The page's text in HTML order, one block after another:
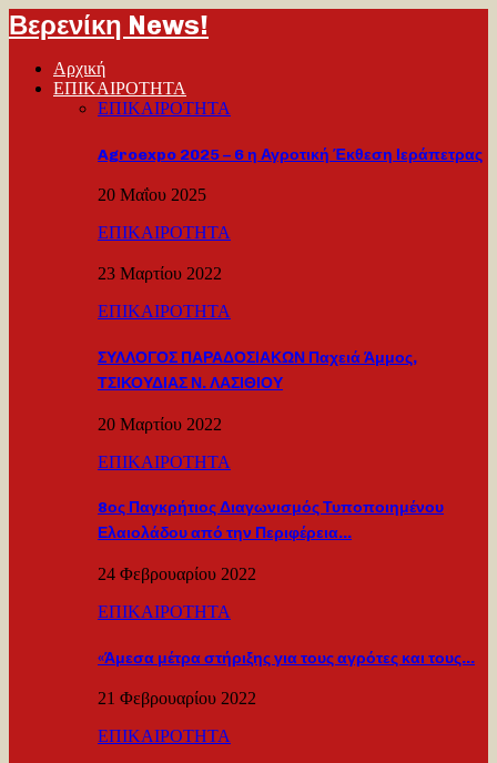
Βερενίκη News!
Αρχική
ΕΠΙΚΑΙΡΟΤΗΤΑ
ΕΠΙΚΑΙΡΟΤΗΤΑ
Agroexpo 2025 – 6 η Αγροτική Έκθεση Ιεράπετρας
20 Μαΐου 2025
ΕΠΙΚΑΙΡΟΤΗΤΑ
23 Μαρτίου 2022
ΕΠΙΚΑΙΡΟΤΗΤΑ
ΣΥΛΛΟΓΟΣ ΠΑΡΑΔΟΣΙΑΚΩΝ Παχειά Άμμος,
ΤΣΙΚΟΥΔΙΑΣ Ν. ΛΑΣΙΘΙΟΥ
20 Μαρτίου 2022
ΕΠΙΚΑΙΡΟΤΗΤΑ
8ος Παγκρήτιος Διαγωνισμός Τυποποιημένου
Ελαιολάδου από την Περιφέρεια…
24 Φεβρουαρίου 2022
ΕΠΙΚΑΙΡΟΤΗΤΑ
«Άμεσα μέτρα στήριξης για τους αγρότες και τους…
21 Φεβρουαρίου 2022
ΕΠΙΚΑΙΡΟΤΗΤΑ